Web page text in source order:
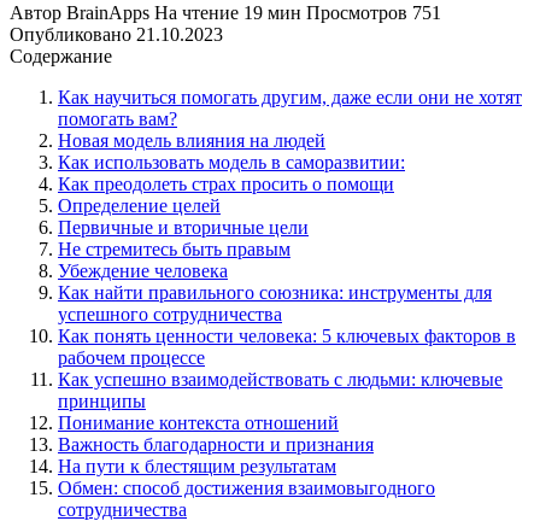
Автор BrainApps На чтение 19 мин Просмотров 751
Опубликовано 21.10.2023
Содержание
Как научиться помогать другим, даже если они не хотят
помогать вам?
Новая модель влияния на людей
Как использовать модель в саморазвитии:
Как преодолеть страх просить о помощи
Определение целей
Первичные и вторичные цели
Не стремитесь быть правым
Убеждение человека
Как найти правильного союзника: инструменты для
успешного сотрудничества
Как понять ценности человека: 5 ключевых факторов в
рабочем процессе
Как успешно взаимодействовать с людьми: ключевые
принципы
Понимание контекста отношений
Важность благодарности и признания
На пути к блестящим результатам
Обмен: способ достижения взаимовыгодного
сотрудничества